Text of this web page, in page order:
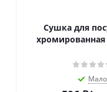
Сушка для
Мало